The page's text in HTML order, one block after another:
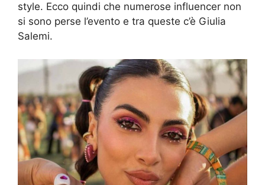
style. Ecco quindi che numerose influencer non
si sono perse l’evento e tra queste c’è Giulia
Salemi.